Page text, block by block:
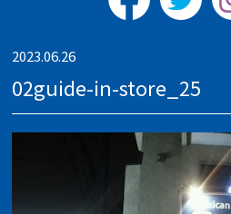
2023.06.26
02guide-in-store_25